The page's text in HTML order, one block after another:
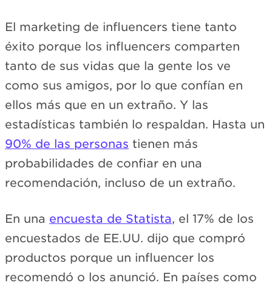
El marketing de influencers tiene tanto
éxito porque los influencers comparten
tanto de sus vidas que la gente los ve
como sus amigos, por lo que confían en
ellos más que en un extraño. Y las
estadísticas también lo respaldan. Hasta un
90% de las personas tienen más
probabilidades de confiar en una
recomendación, incluso de un extraño.
En una encuesta de Statista, el 17% de los
encuestados de EE.UU. dijo que compró
productos porque un influencer los
recomendó o los anunció. En países como